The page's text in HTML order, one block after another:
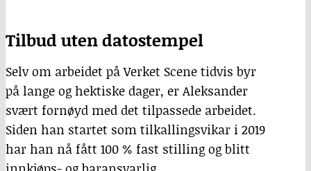
Tilbud uten datostempel
Selv om arbeidet på Verket Scene tidvis byr
på lange og hektiske dager, er Aleksander
svært fornøyd med det tilpassede arbeidet.
Siden han startet som tilkallingsvikar i 2019
har han nå fått 100 % fast stilling og blitt